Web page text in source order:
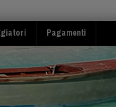
Pagamenti